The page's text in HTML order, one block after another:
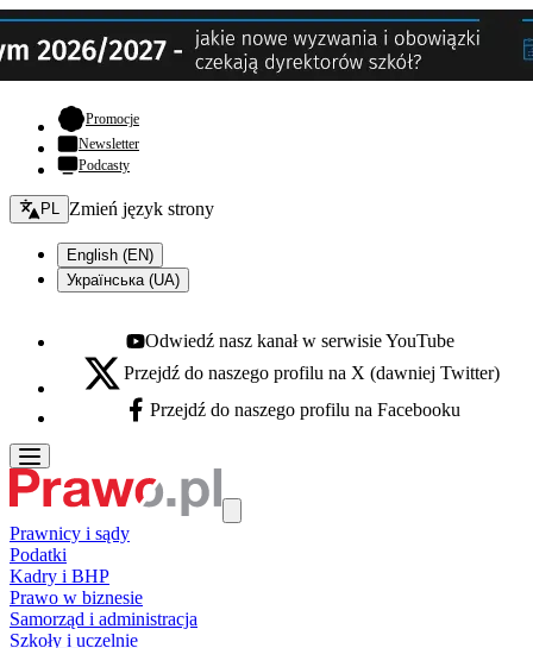
Promocje- otwiera się w nowej karcie
Newsletter
Podcasty
Zmień język - bieżący:
PL Zmień język strony
English (EN)
Українська (UA)
Youtube - otwiera się w nowej karcie
Odwiedź nasz kanał w serwisie YouTube
X - otwiera się w nowej karcie
Przejdź do naszego profilu na X (dawniej Twitter)
Facebook - otwiera się w nowej karcie
Przejdź do naszego profilu na Facebooku
Prawnicy i sądy
Podatki
Kadry i BHP
Prawo w biznesie
Samorząd i administracja
Szkoły i uczelnie